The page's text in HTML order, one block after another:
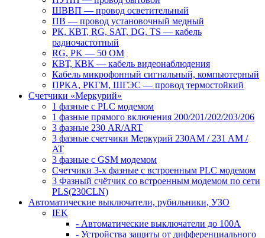
ШВВП — провод осветительный
ПВ ― провод установочный медный
РК, КВТ, RG, SAT, DG, TS ― кабель
радиочастотный
RG, PK ― 50 ОМ
КВТ, КВК ― кабель видеонаблюдения
Кабель микрофонный сигнальный, компьютерный
ПРКА, РКГМ, ШГЭС ― провод термостойкий
Счетчики «Меркурий»
1 фазные с PLC модемом
1 фазные прямого включения 200/201/202/203/206
3 фазные 230 AR/ART
3 фазные счетчики Меркурий 230AM / 231 AM /
AT
3 фазные с GSM модемом
Счетчики 3-х фазные с встроенным PLC модемом
3 Фазный счётчик со встроенным модемом по сети
PLS(230CLN)
Автоматические выключатели, рубильники, УЗО
IEK
- Автоматические выключатели до 100A
- Устройства защиты от дифференциального